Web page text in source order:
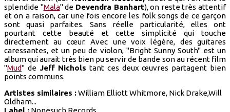
splendide "Mala" de Devendra Banhart), on reste très attentif
et on a raison, car une fois encore les folk songs de ce garçon
sont quasi parfaites. Sans réelle particularité, elles ont
pourtant cette beauté et cette simplicité qui touche
directement au cœur. Avec une voix légère, des guitares
caressantes, et un peu de violon, "Bright Sunny South" est un
album qui aurait très bien pu servir de bande son au récent film
"Mud" de Jeff Nichols tant ces deux œuvres partagent bien
points communs.
Artistes similaires :William Elliott Whitmore, Nick Drake,Will
Oldham...
Label : Nonesuch Records